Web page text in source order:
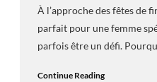
À l’approche des fêtes de
parfait pour une femme
parfois être un défi.
Continue Reading